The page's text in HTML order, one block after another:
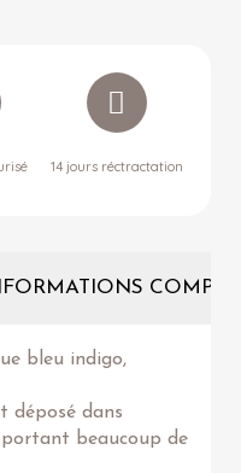
14 jours réctractation
bleu indigo,
déposé dans
beaucoup de